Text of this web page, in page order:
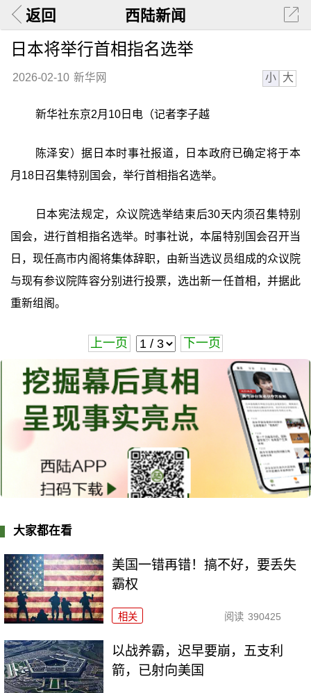
返回 西陆新闻
日本将举行首相指名选举
2026-02-10 新华网 小 大
新华社东京2月10日电（记者李子越
陈泽安）据日本时事社报道，日本政府已确定将于本
月18日召集特别国会，举行首相指名选举。
日本宪法规定，众议院选举结束后30天内须召集特别
国会，进行首相指名选举。时事社说，本届特别国会召开当
日，现任高市内阁将集体辞职，由新当选议员组成的众议院
与现有参议院阵容分别进行投票，选出新一任首相，并据此
重新组阁。
上一页 下一页
大家都在看
美国一错再错！搞不好，要丢失
霸权
相关 阅读 390425
以战养霸，迟早要崩，五支利
箭，已射向美国